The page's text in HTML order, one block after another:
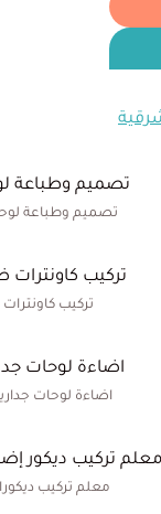
تصميم وطباعة
تركيب
اضاءة لوحات
معلم تركيب